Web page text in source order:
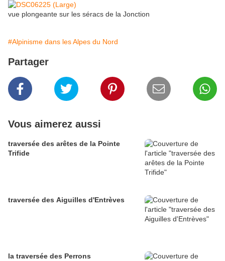
vue plongeante sur les séracs de la Jonction
#Alpinisme dans les Alpes du Nord
Partager
Vous aimerez aussi
traversée des arêtes de la Pointe
Trifide
traversée des Aiguilles d'Entrèves
la traversée des Perrons